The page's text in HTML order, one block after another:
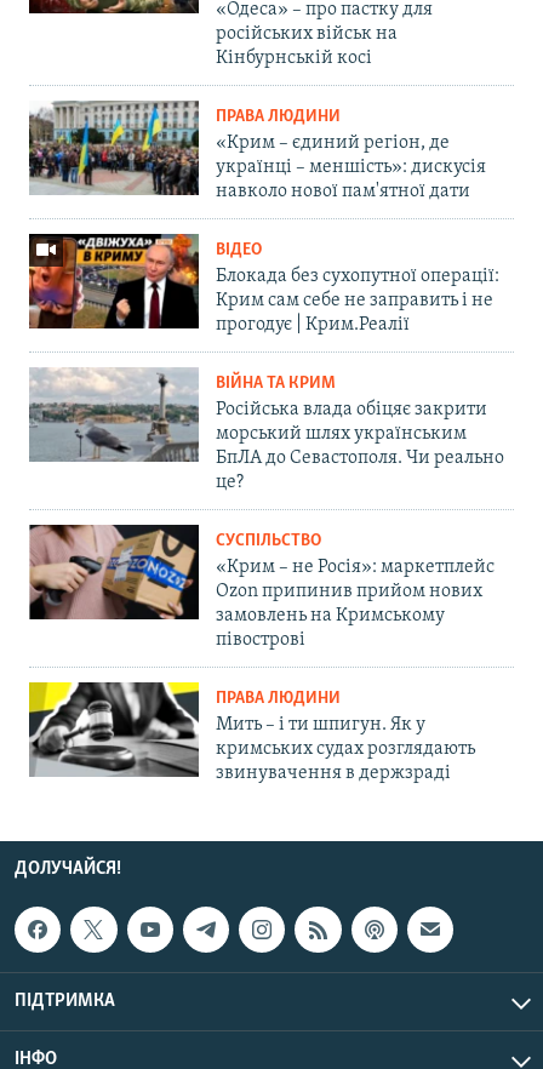
«Одеса» – про пастку для
російських військ на
Кінбурнській косі
ПРАВА ЛЮДИНИ
«Крим – єдиний регіон, де
українці – меншість»: дискусія
навколо нової пам'ятної дати
ВІДЕО
Блокада без сухопутної операції:
Крим сам себе не заправить і не
прогодує | Крим.Реалії
ВІЙНА ТА КРИМ
Російська влада обіцяє закрити
морський шлях українським
БпЛА до Севастополя. Чи реально
це?
СУСПІЛЬСТВО
«Крим – не Росія»: маркетплейс
Ozon припинив прийом нових
замовлень на Кримському
півострові
ПРАВА ЛЮДИНИ
Мить – і ти шпигун. Як у
кримських судах розглядають
звинувачення в держзраді
ДОЛУЧАЙСЯ!
ПІДТРИМКА
ІНФО